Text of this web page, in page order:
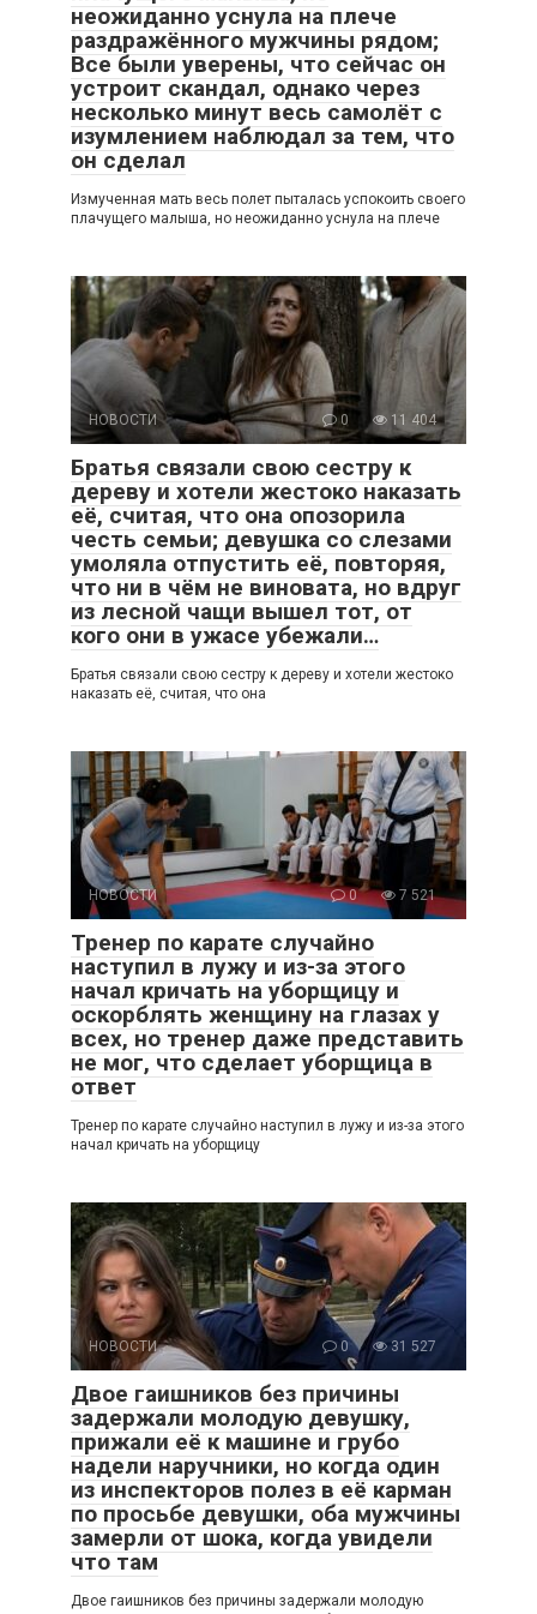
неожиданно уснула на плече
раздражённого мужчины рядом;
Все были уверены, что сейчас он
устроит скандал, однако через
несколько минут весь самолёт с
изумлением наблюдал за тем, что
он сделал
Измученная мать весь полет пыталась успокоить своего
плачущего малыша, но неожиданно уснула на плече
НОВОСТИ 0 11 404
Братья связали свою сестру к
дереву и хотели жестоко наказать
её, считая, что она опозорила
честь семьи; девушка со слезами
умоляла отпустить её, повторяя,
что ни в чём не виновата, но вдруг
из лесной чащи вышел тот, от
кого они в ужасе убежали…
Братья связали свою сестру к дереву и хотели жестоко
наказать её, считая, что она
НОВОСТИ 0 7 521
Тренер по карате случайно
наступил в лужу и из-за этого
начал кричать на уборщицу и
оскорблять женщину на глазах у
всех, но тренер даже представить
не мог, что сделает уборщица в
ответ
Тренер по карате случайно наступил в лужу и из-за этого
начал кричать на уборщицу
НОВОСТИ 0 31 527
Двое гаишников без причины
задержали молодую девушку,
прижали её к машине и грубо
надели наручники, но когда один
из инспекторов полез в её карман
по просьбе девушки, оба мужчины
замерли от шока, когда увидели
что там
Двое гаишников без причины задержали молодую